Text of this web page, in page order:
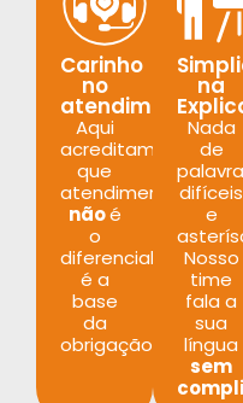
Carinho
no
atendimento
Aqui
acreditamos
que
atendimento
nãoé
o
diferencial,
é a
base
da
obrigação.
na
Nada
de
difíceis
e
Nosso
time
fala a
sua
língua
sem